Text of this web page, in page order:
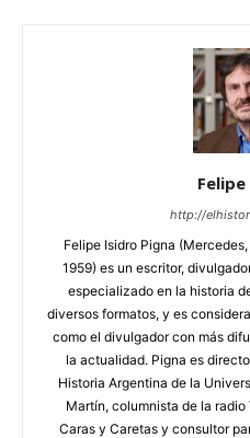
Felipe
http://
Felipe Isidro Pigna
1959) es un escritor,
especializado en la historia
diversos formatos, y es
como el divulgador con más
la actualidad. Pigna es
Historia Argentina de la
Martín, columnista de la
Caras y Caretas y consultor